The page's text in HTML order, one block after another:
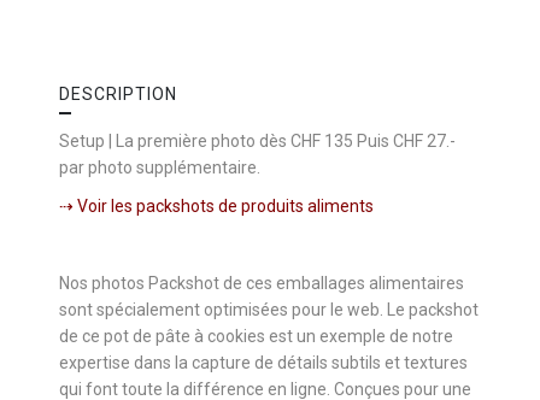
DESCRIPTION
Setup | La première photo dès CHF 135 Puis CHF 27.-
par photo supplémentaire.
⇢ Voir les packshots de produits aliments
Nos photos Packshot de ces emballages alimentaires
sont spécialement optimisées pour le web. Le packshot
de ce pot de pâte à cookies est un exemple de notre
expertise dans la capture de détails subtils et textures
qui font toute la différence en ligne. Conçues pour une